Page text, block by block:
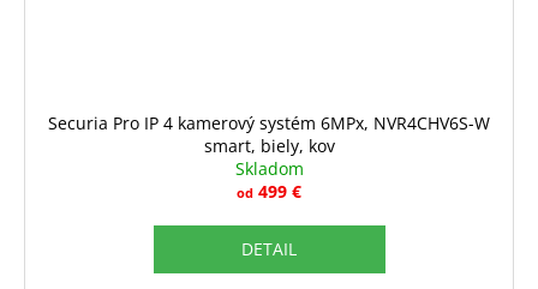
Securia Pro IP 4 kamerový systém 6MPx, NVR4CHV6S-W
smart, biely, kov
Skladom
od 499 €
DETAIL